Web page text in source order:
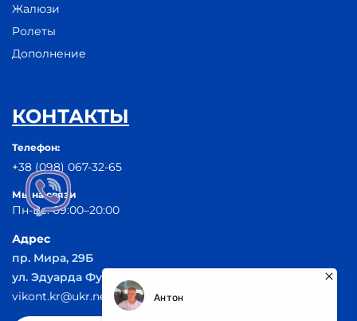
Жалюзи
Ролеты
Дополнение
КОНТАКТЫ
Телефон:
+38 (098) 067-32-65
Мы на связи
Пн-Вс: 09:00–20:00
Адрес
пр. Мира, 29Б
ул. Эдуарда Фукса 55
vikont.kr@ukr.net